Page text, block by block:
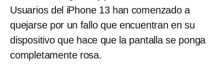
Usuarios del iPhone 13 han comenzado a
quejarse por un fallo que encuentran en su
dispositivo que hace que la pantalla se ponga
completamente rosa.